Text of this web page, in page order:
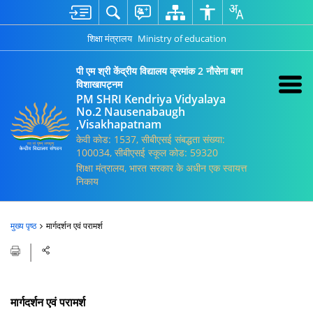
शिक्षा मंत्रालय Ministry of education
पी एम श्री केंद्रीय विद्यालय क्रमांक 2 नौसेना बाग
विशाखापट्नम
PM SHRI Kendriya Vidyalaya
No.2 Nausenabaugh
,Visakhapatnam
केवी कोड: 1537, सीबीएसई संबद्धता संख्या:
100034, सीबीएसई स्कूल कोड: 59320
शिक्षा मंत्रालय, भारत सरकार के अधीन एक स्वायत्त
निकाय
मुख्य पृष्ठ मार्गदर्शन एवं परामर्श
मार्गदर्शन एवं परामर्श